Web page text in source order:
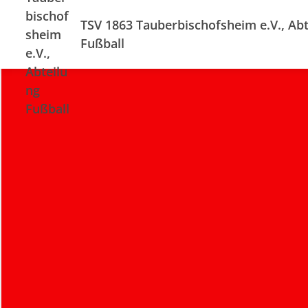
TSV 1863 Tauberbischofsheim e.V.,
Fußball